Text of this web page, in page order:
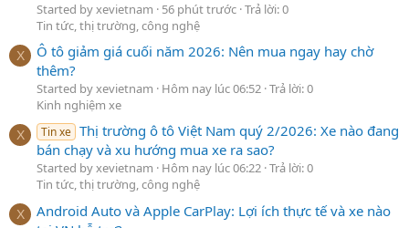
Started by xevietnam 56 phút trước Trả lời: 0
Tin tức, thị trường, công nghệ
X
Ô tô giảm giá cuối năm 2026: Nên mua ngay hay chờ
thêm?
Started by xevietnam Hôm nay lúc 06:52 Trả lời: 0
Kinh nghiệm xe
X Tin xe Thị trường ô tô Việt Nam quý 2/2026: Xe nào đang
bán chạy và xu hướng mua xe ra sao?
Started by xevietnam Hôm nay lúc 06:22 Trả lời: 0
Tin tức, thị trường, công nghệ
X
Android Auto và Apple CarPlay: Lợi ích thực tế và xe nào